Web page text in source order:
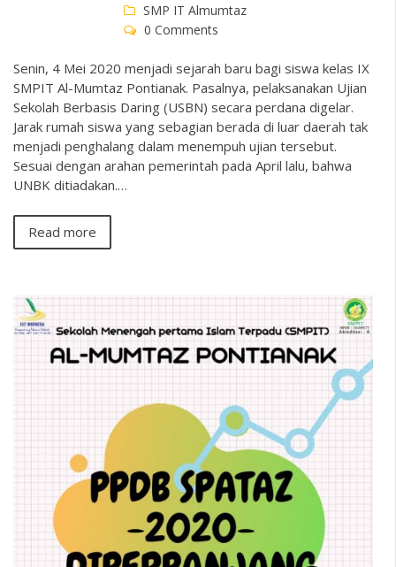
SMP IT Almumtaz
0 Comments
Senin, 4 Mei 2020 menjadi sejarah baru bagi siswa kelas IX
SMPIT Al-Mumtaz Pontianak. Pasalnya, pelaksanakan Ujian
Sekolah Berbasis Daring (USBN) secara perdana digelar.
Jarak rumah siswa yang sebagian berada di luar daerah tak
menjadi penghalang dalam menempuh ujian tersebut.
Sesuai dengan arahan pemerintah pada April lalu, bahwa
UNBK ditiadakan.…
Read more